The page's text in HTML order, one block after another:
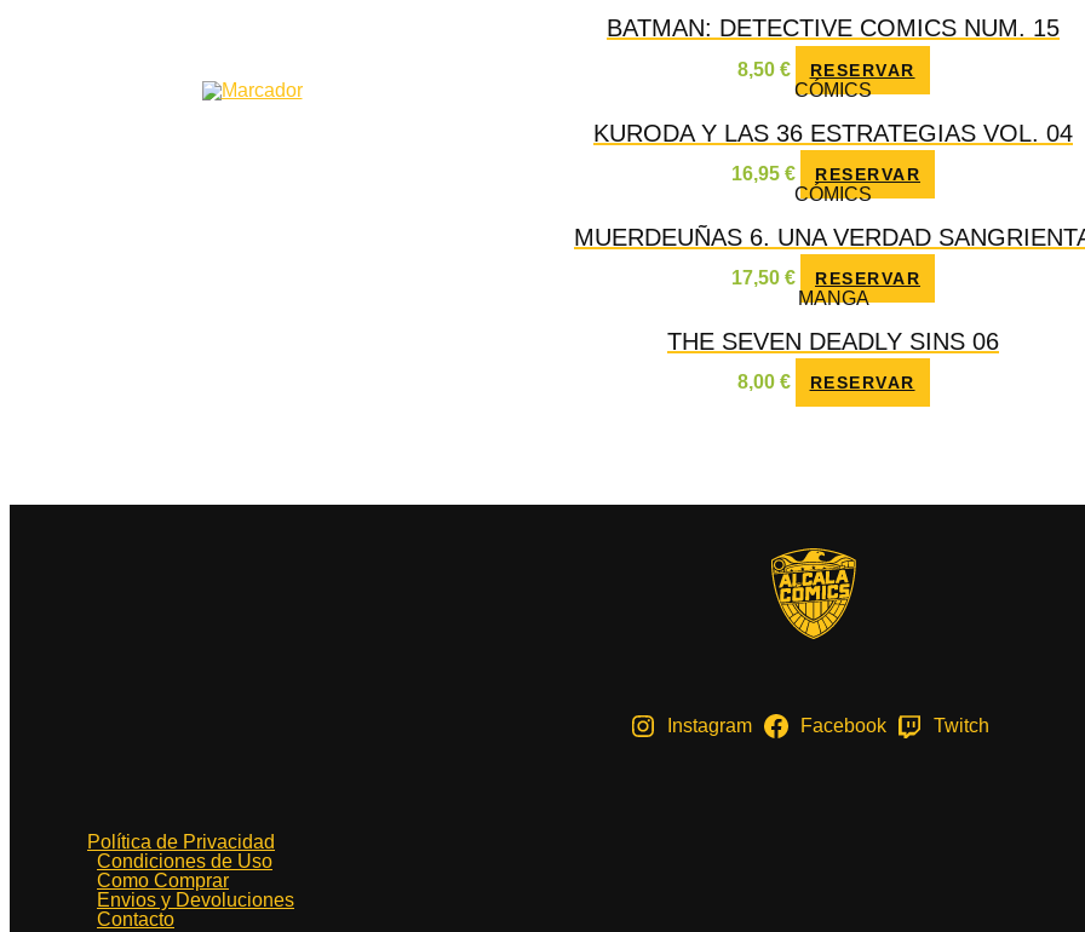
BATMAN: DETECTIVE COMICS NUM. 15
8,50 € RESERVAR
CÓMICS
KURODA Y LAS 36 ESTRATEGIAS VOL. 04
16,95 € RESERVAR
CÓMICS
MUERDEUÑAS 6. UNA VERDAD
17,50 € RESERVAR
MANGA
THE SEVEN DEADLY SINS 06
8,00 € RESERVAR
Instagram Facebook Twitch
Política de Privacidad
Condiciones de Uso
Como Comprar
Envios y Devoluciones
Contacto